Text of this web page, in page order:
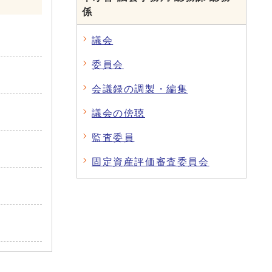
係
議会
委員会
会議録の調製・編集
議会の傍聴
監査委員
固定資産評価審査委員会